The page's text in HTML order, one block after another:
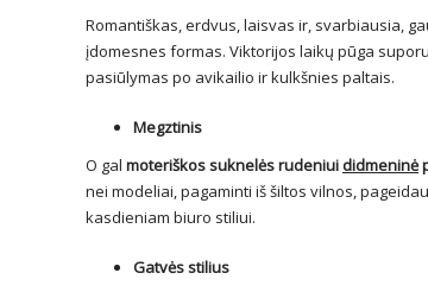
Romantiškas, erdvus, laisvas ir, svarbiausia,
įdomesnes formas. Viktorijos laikų pūga
pasiūlymas po avikailio ir kulkšnies paltais.
Megztinis
O gal moteriškos suknelės rudeniui didmeninė
nei modeliai, pagaminti iš šiltos vilnos,
kasdieniam biuro stiliui.
Gatvės stilius